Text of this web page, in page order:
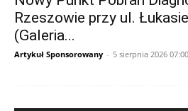
Rzeszowie przy ul.
(Galeria...
Artykuł Sponsorowany - 5 sierpnia 2026 07:00